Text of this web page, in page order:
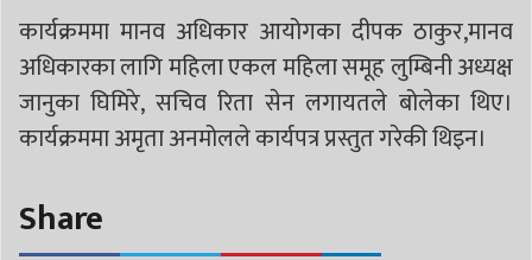
कार्यक्रममा मानव अधिकार आयोगका दीपक ठाकुर,मानव
अधिकारका लागि महिला एकल महिला समूह लुम्बिनी अध्यक्ष
जानुका घिमिरे, सचिव रिता सेन लगायतले बोलेका थिए।
कार्यक्रममा अमृता अनमोलले कार्यपत्र प्रस्तुत गरेकी थिइन।
Share